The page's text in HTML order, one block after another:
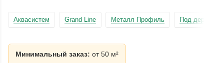
Аквасистем Grand Line Металл Профиль Под дерево
Минимальный заказ: от 50 м²